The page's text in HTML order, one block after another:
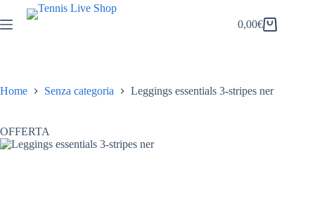
al
contenuto
Carrello
0,00€
Home Senza categoria Leggings essentials 3-stripes ner
OFFERTA